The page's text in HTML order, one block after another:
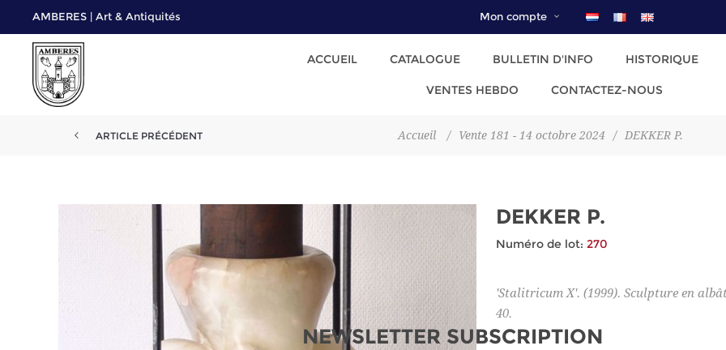
AMBERES | Art & Antiquités Mon compte
ACCUEIL CATALOGUE BULLETIN D'INFO HISTORIQUE
VENTES HEBDO CONTACTEZ-NOUS
Accueil / Vente 181 - 14 octobre 2024 / DEKKER P.
ARTICLE PRÉCÉDENT
DEKKER P.
Numéro de lot: 270
'Stalitricum X'. (1999). Sculpture en
40.
NEWSLETTER SUBSCRIPTION